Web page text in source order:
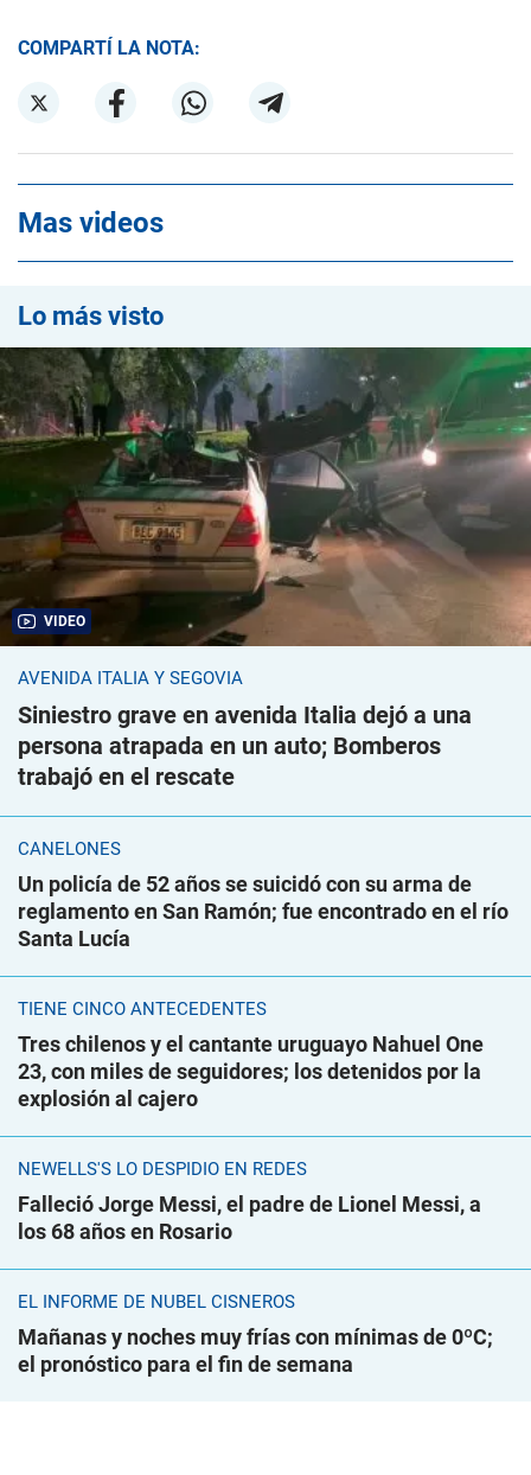
COMPARTÍ LA NOTA:
Mas videos
Lo más visto
VIDEO
AVENIDA ITALIA Y SEGOVIA
Siniestro grave en avenida Italia dejó a una
persona atrapada en un auto; Bomberos
trabajó en el rescate
CANELONES
Un policía de 52 años se suicidó con su arma de
reglamento en San Ramón; fue encontrado en el río
Santa Lucía
TIENE CINCO ANTECEDENTES
Tres chilenos y el cantante uruguayo Nahuel One
23, con miles de seguidores; los detenidos por la
explosión al cajero
NEWELLS'S LO DESPIDIÓ EN REDES
Falleció Jorge Messi, el padre de Lionel Messi, a
los 68 años en Rosario
EL INFORME DE NUBEL CISNEROS
Mañanas y noches muy frías con mínimas de 0ºC;
el pronóstico para el fin de semana